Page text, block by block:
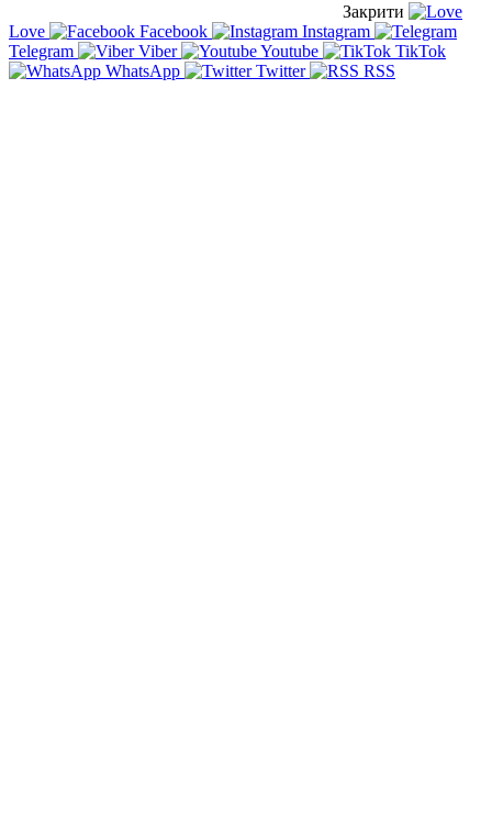
Закрити
Love
Facebook
Instagram
Telegram
Viber Youtube
TikTok
WhatsApp
Twitter RSS